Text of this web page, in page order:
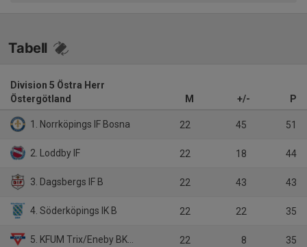
Tabell
Division 5 Östra Herr
Östergötland
M +/- P
1. Norrköpings IF Bosna 22 45 51
2. Loddby IF 22 18 44
3. Dagsbergs IF B 22 43 43
4. Söderköpings IK B 22 22 35
5. KFUM Trix/Eneby BK B 22 8 35